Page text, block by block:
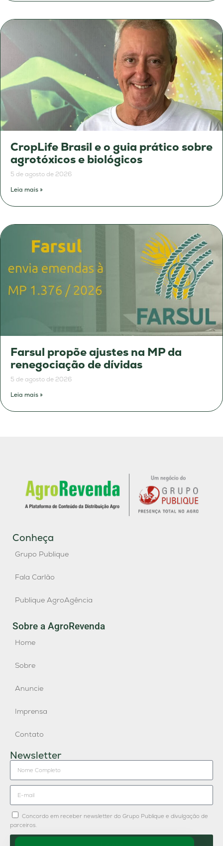
CropLife Brasil e o guia prático sobre
agrotóxicos e biológicos
5 de agosto de 2026
Leia mais »
Farsul propõe ajustes na MP da
renegociação de dívidas
5 de agosto de 2026
Leia mais »
Conheça
Grupo Publique
Fala Carlão
Publique AgroAgência
Sobre a AgroRevenda
Home
Sobre
Anuncie
Imprensa
Contato
Newsletter
Concordo em receber newsletter do Grupo Publique e divulgação de
parceiros.